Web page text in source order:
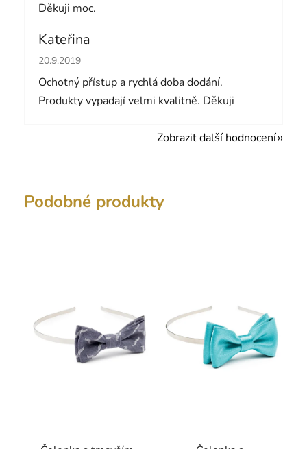
Děkuji moc.
Kateřina
Hodnocení obchodu je 5 z 5 hvězdiček.
20.9.2019
Ochotný přístup a rychlá doba dodání.
Produkty vypadají velmi kvalitně. Děkuji
Zobrazit další hodnocení
Podobné produkty